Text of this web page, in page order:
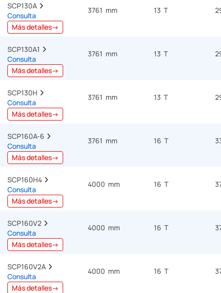
SCP130A
Consulta
Más detalles→
3761 mm 13 T
SCP130A1
Consulta
Más detalles→
3761 mm 13 T
SCP130H
Consulta
Más detalles→
3761 mm 13 T
SCP160A-6
Consulta
Más detalles→
3761 mm 16 T
SCP160H4
Consulta
Más detalles→
4000 mm 16 T
SCP160V2
Consulta
Más detalles→
4000 mm 16 T
SCP160V2A
Consulta
Más detalles→
4000 mm 16 T